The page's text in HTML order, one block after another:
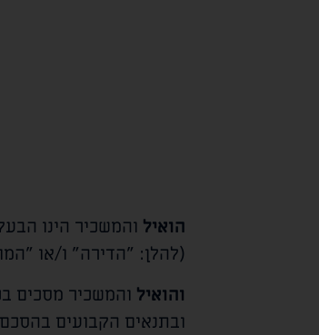
הואיל והמשכיר הינו
(להלן: "הדירה" ו/או
והואיל והמשכיר מסכים
ובתנאים הקבועים